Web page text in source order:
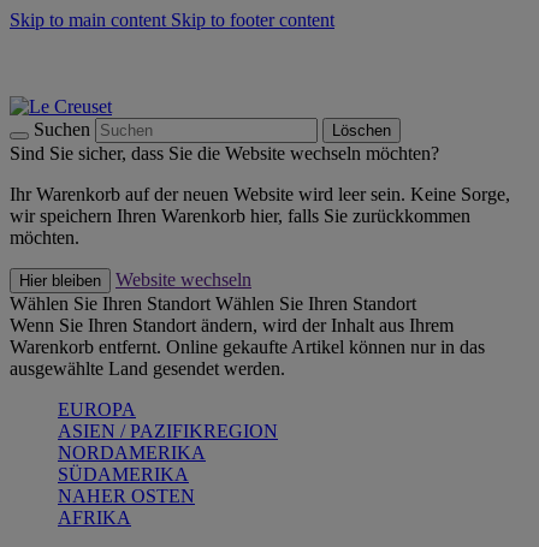
Skip to main content Skip to footer content
Suchen Löschen
Sind Sie sicher, dass Sie die Website wechseln möchten?
Ihr Warenkorb auf der neuen Website wird leer sein. Keine Sorge,
wir speichern Ihren Warenkorb hier, falls Sie zurückkommen
möchten.
Hier bleiben
Website wechseln
Wählen Sie Ihren Standort Wählen Sie Ihren Standort
Wenn Sie Ihren Standort ändern, wird der Inhalt aus Ihrem
Warenkorb entfernt. Online gekaufte Artikel können nur in das
ausgewählte Land gesendet werden.
EUROPA
ASIEN / PAZIFIKREGION
NORDAMERIKA
SÜDAMERIKA
NAHER OSTEN
AFRIKA